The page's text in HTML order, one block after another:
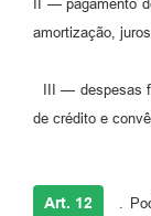
II — pagamento
amortização,
III — despesas
de crédito e
Art. 12 .